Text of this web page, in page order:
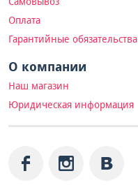
Оплата
Гарантийные обязательства
О компании
Наш магазин
Юридическая информация